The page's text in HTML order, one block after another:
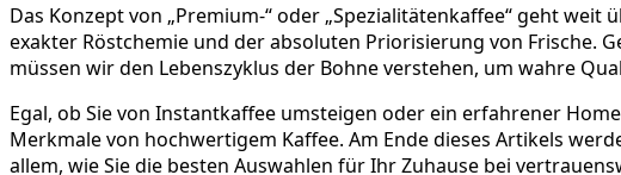
Das Konzept von „Premium-“ oder „Spezialitätenkaffee“ geht
exakter Röstchemie und der absoluten Priorisierung von Frische.
müssen wir den Lebenszyklus der Bohne verstehen, um wahre
Egal, ob Sie von Instantkaffee umsteigen oder ein erfahrener
Merkmale von hochwertigem Kaffee. Am Ende dieses Artikels
allem, wie Sie die besten Auswahlen für Ihr Zuhause bei